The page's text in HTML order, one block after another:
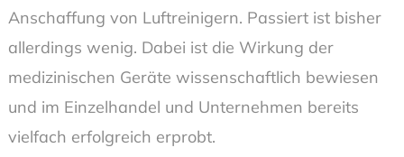
Anschaffung von Luftreinigern. Passiert ist bisher
allerdings wenig. Dabei ist die Wirkung der
medizinischen Geräte wissenschaftlich bewiesen
und im Einzelhandel und Unternehmen bereits
vielfach erfolgreich erprobt.